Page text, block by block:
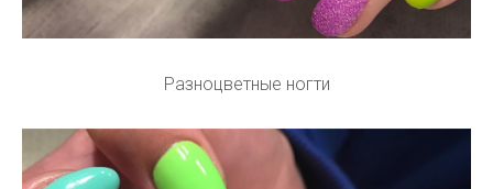
Разноцветные ногти